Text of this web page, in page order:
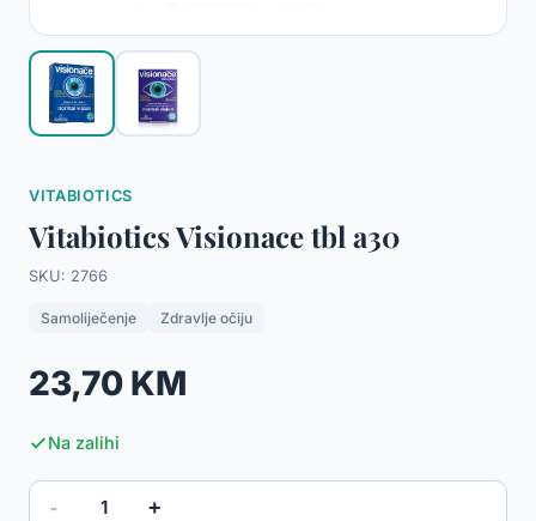
VITABIOTICS
Vitabiotics Visionace tbl a30
SKU: 2766
Samoliječenje Zdravlje očiju
23,70 KM
Na zalihi
- 1 +